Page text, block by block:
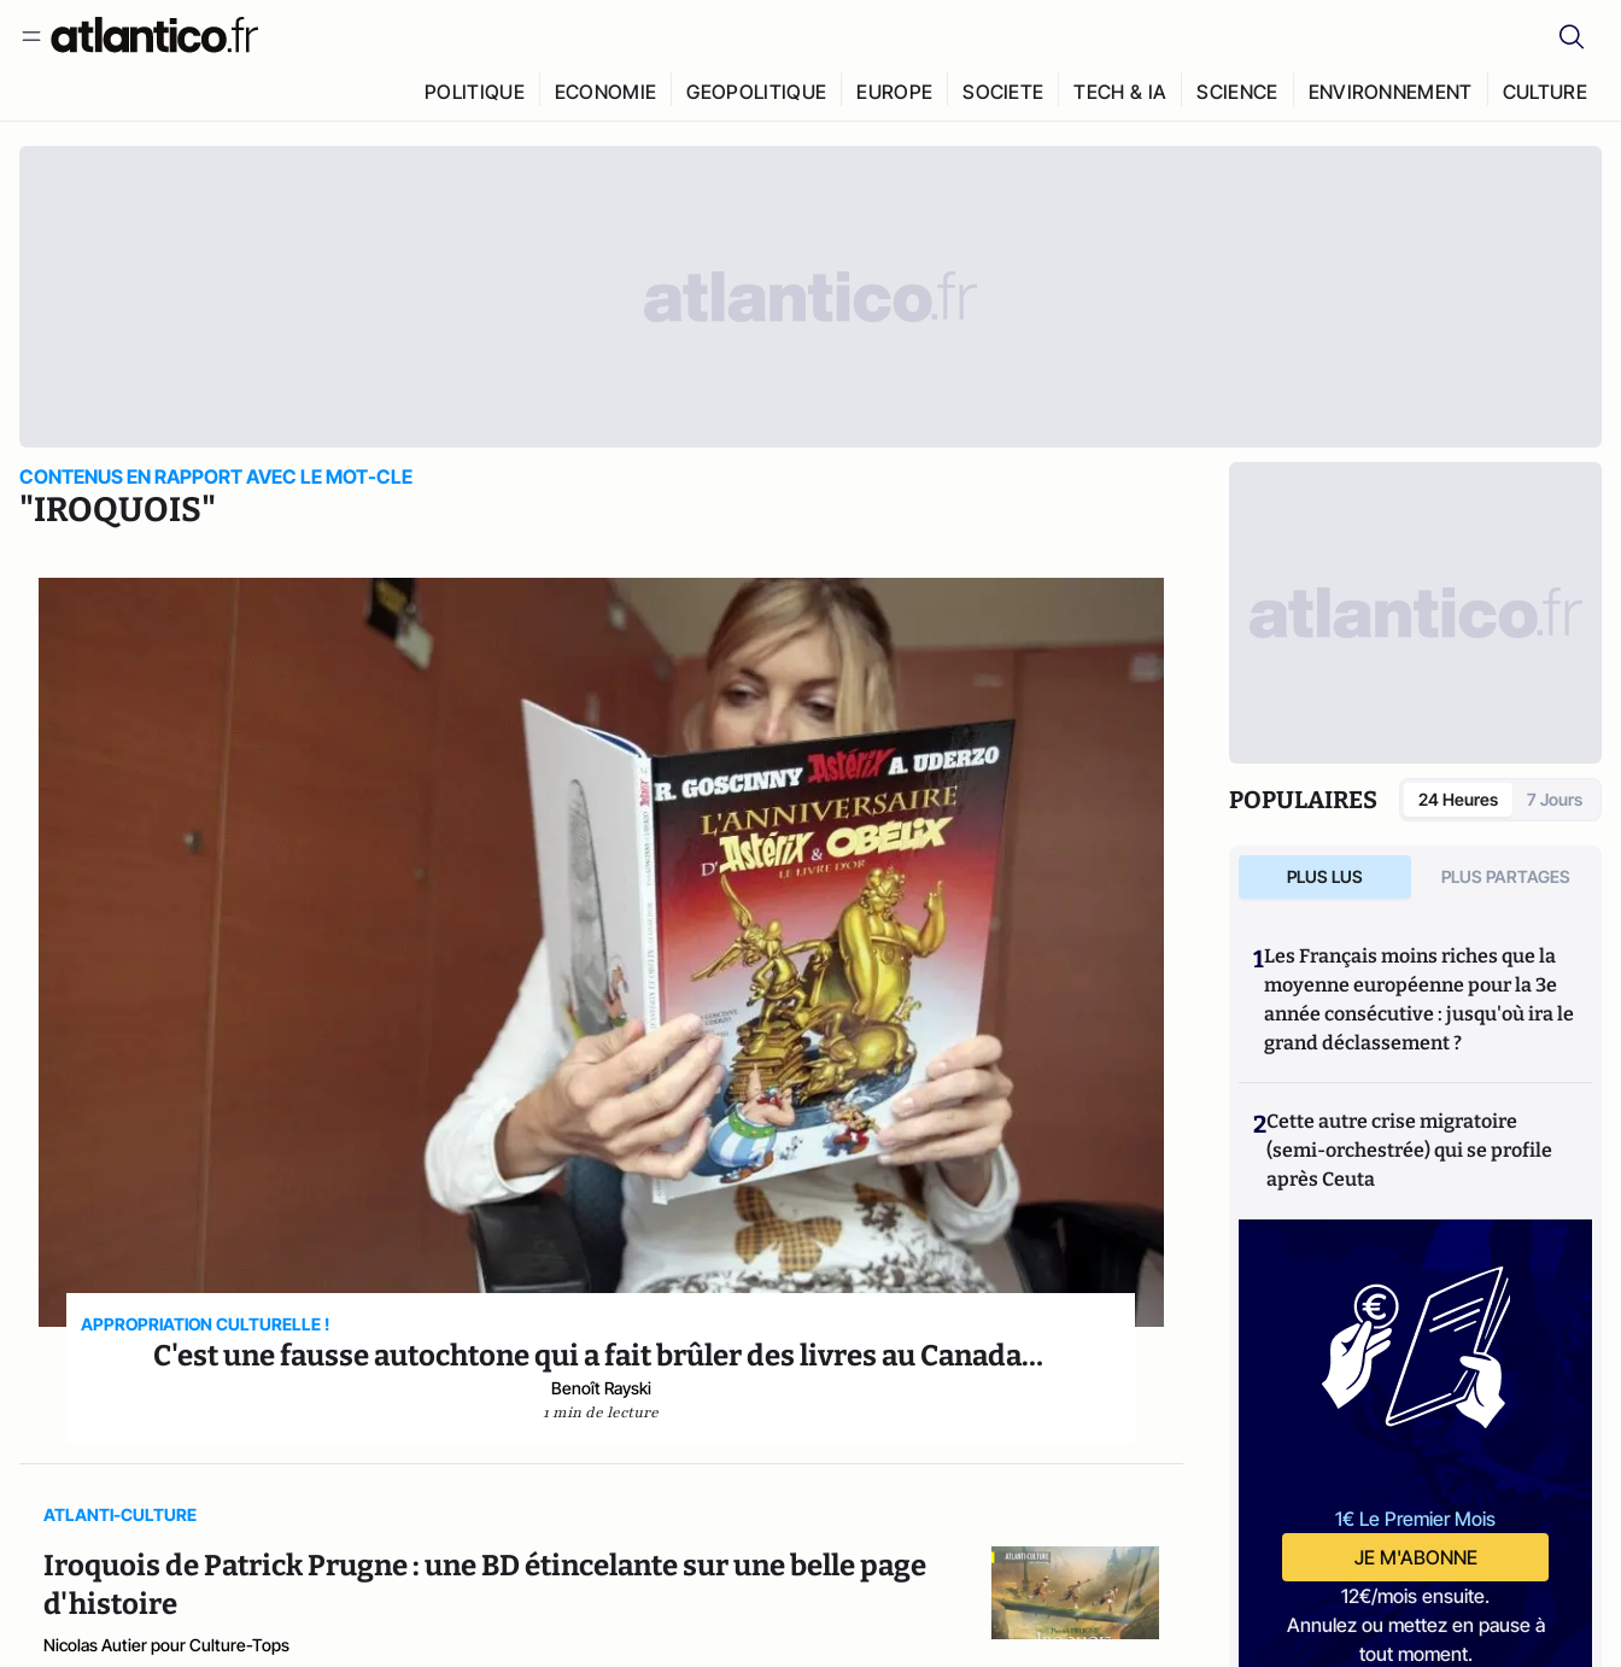
POLITIQUE ECONOMIE GEOPOLITIQUE EUROPE SOCIETE TECH & IA SCIENCE ENVIRONNEMENT CULTURE
CONTENUS EN RAPPORT AVEC LE MOT-CLE
"IROQUOIS"
APPROPRIATION CULTURELLE !
C'est une fausse autochtone qui a fait brûler des livres au Canada…
Benoît Rayski
1 min de lecture
ATLANTI-CULTURE
Iroquois de Patrick Prugne : une BD étincelante sur une belle page
d'histoire
Nicolas Autier pour Culture-Tops
POPULAIRES 24 Heures 7 Jours
PLUS LUS PLUS PARTAGES
1Les Français moins riches que la
moyenne européenne pour la 3e
année consécutive : jusqu'où ira le
grand déclassement ?
2Cette autre crise migratoire
(semi-orchestrée) qui se profile
après Ceuta
1€ Le Premier Mois
JE M'ABONNE
12€/mois ensuite.
Annulez ou mettez en pause à
tout moment.